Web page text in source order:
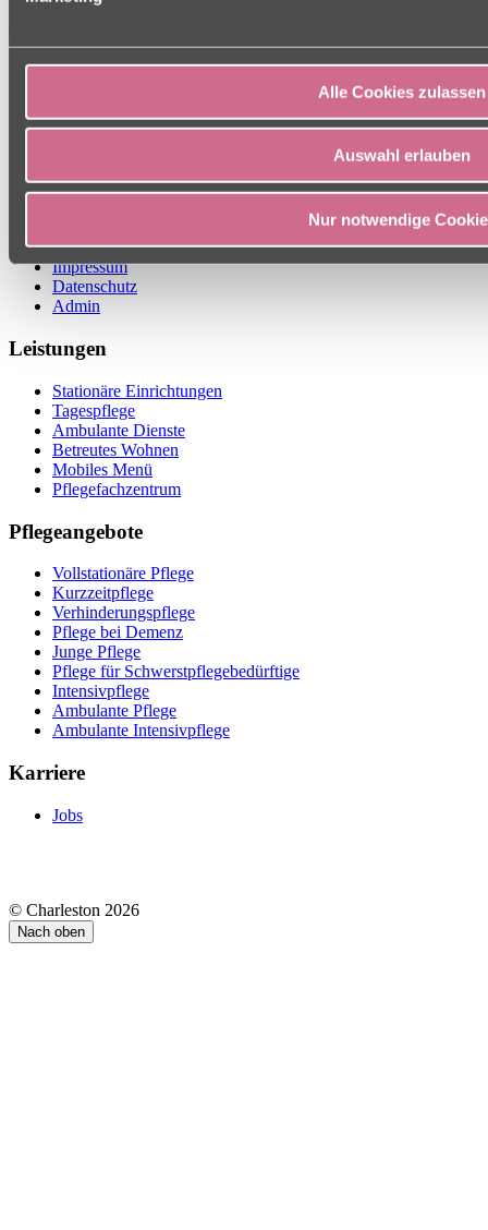
Alle Cookies zulassen
Auswahl erlauben
Nur notwendige
Pflegedienstleitung
Kontakt
Impressum
Datenschutz
Admin
Leistungen
Stationäre Einrichtungen
Tagespflege
Ambulante Dienste
Betreutes Wohnen
Mobiles Menü
Pflegefachzentrum
Pflegeangebote
Vollstationäre Pflege
Kurzzeitpflege
Verhinderungspflege
Pflege bei Demenz
Junge Pflege
Pflege für Schwerstpflegebedürftige
Intensivpflege
Ambulante Pflege
Ambulante Intensivpflege
Karriere
Jobs
© Charleston 2026
Nach oben